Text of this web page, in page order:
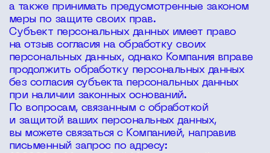
а также принимать предусмотренные законом
меры по защите своих прав.
Субъект персональных данных имеет право
на отзыв согласия на обработку своих
персональных данных, однако Компания вправе
продолжить обработку персональных данных
без согласия субъекта персональных данных
при наличии законных оснований.
По вопросам, связанным с обработкой
и защитой ваших персональных данных,
вы можете связаться с Компанией, направив
письменный запрос по адресу: